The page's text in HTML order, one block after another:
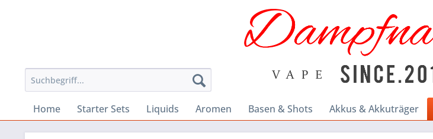
Home Starter Sets Liquids Aromen Basen & Shots Akkus & Akkuträger